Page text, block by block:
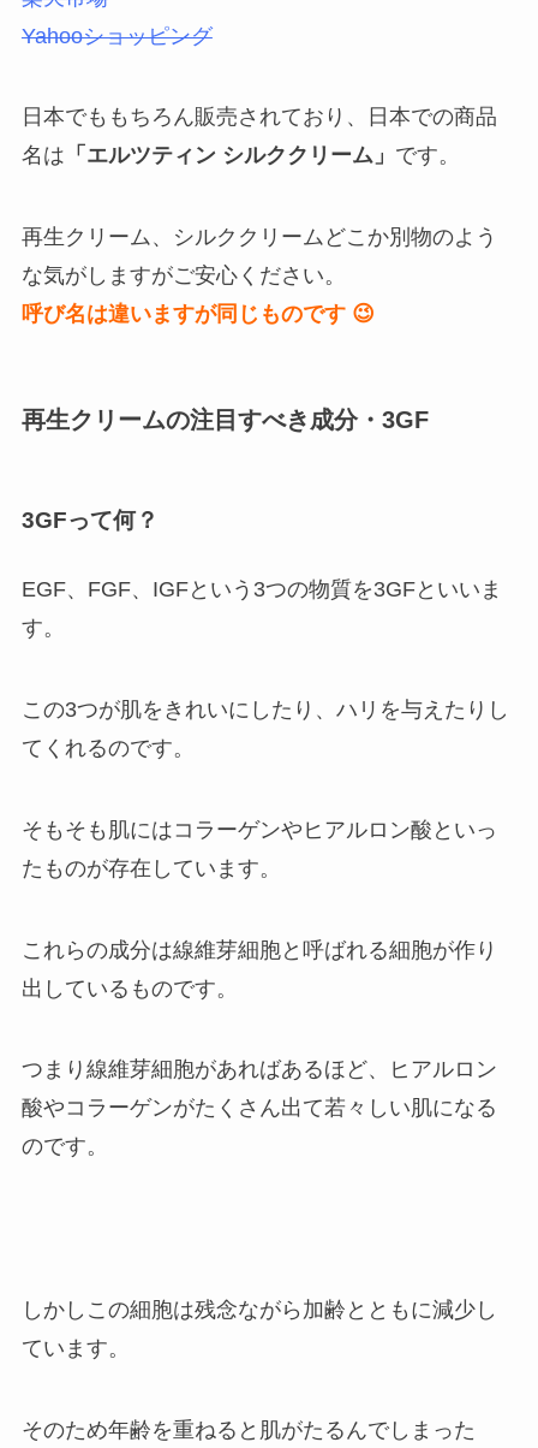
Yahooショッピング
日本でももちろん販売されており、日本での商品
名は 「エルツティン シルククリーム」 です。
再生クリーム、シルククリームどこか別物のよう
な気がしますがご安心ください。
呼び名は違いますが同じものです 😉
再生クリームの注目すべき成分・3GF
3GFって何？
EGF、FGF、IGFという3つの物質を3GFといいま
す。
この3つが肌をきれいにしたり、ハリを与えたりし
てくれるのです。
そもそも肌にはコラーゲンやヒアルロン酸といっ
たものが存在しています。
これらの成分は線維芽細胞と呼ばれる細胞が作り
出しているものです。
つまり 線維芽細胞があればあるほど、ヒアルロン
酸やコラーゲンがたくさん出て若々しい肌になる
のです。
しかしこの細胞は残念ながら加齢とともに減少し
ています。
そのため年齢を重ねると肌がたるんでしまった